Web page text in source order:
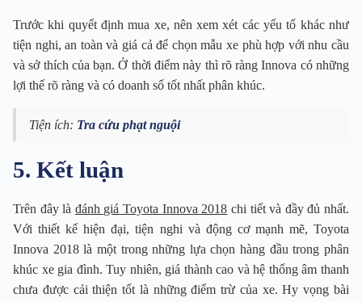
Trước khi quyết định mua xe, nên xem xét các yếu tố khác như
tiện nghi, an toàn và giá cả để chọn mẫu xe phù hợp với nhu cầu
và sở thích của bạn. Ở thời điểm này thì rõ ràng Innova có những
lợi thế rõ ràng và có doanh số tốt nhất phân khúc.
Tiện ích: Tra cứu phạt nguội
5. Kết luận
Trên đây là đánh giá Toyota Innova 2018 chi tiết và đầy đủ nhất.
Với thiết kế hiện đại, tiện nghi và động cơ mạnh mẽ, Toyota
Innova 2018 là một trong những lựa chọn hàng đầu trong phân
khúc xe gia đình. Tuy nhiên, giá thành cao và hệ thống âm thanh
chưa được cải thiện tốt là những điểm trừ của xe. Hy vọng bài